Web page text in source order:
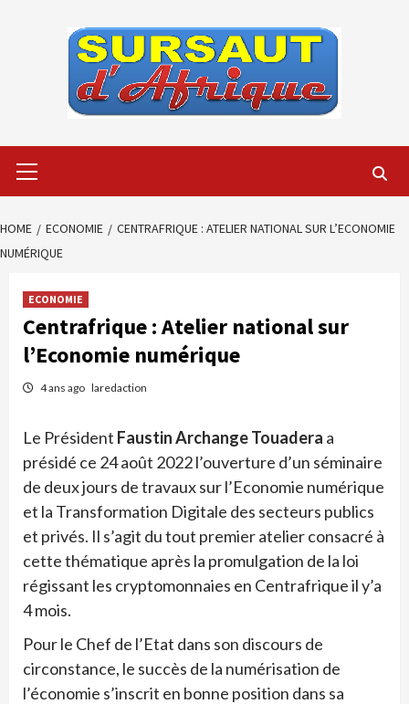
Menu
HOME ECONOMIE
CENTRAFRIQUE : ATELIER NATIONAL SUR L’ECONOMIE
NUMÉRIQUE
ECONOMIE
Centrafrique : Atelier national sur
l’Economie numérique
4 ans ago laredaction
Le Président Faustin Archange Touadera a
présidé ce 24 août 2022 l’ouverture d’un séminaire
de deux jours de travaux sur l’Economie numérique
et la Transformation Digitale des secteurs publics
et privés. Il s’agit du tout premier atelier consacré à
cette thématique après la promulgation de la loi
régissant les cryptomonnaies en Centrafrique il y’a
4 mois.
Pour le Chef de l’Etat dans son discours de
circonstance, le succès de la numérisation de
l’économie s’inscrit en bonne position dans sa